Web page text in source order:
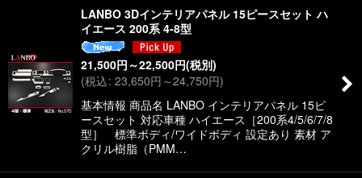
LANBO 3Dインテリアパネル 15ピースセット ハ
イエース 200系 4-8型
21,500円 ～22,500円(税別)
(税込: 23,650円 ～24,750円)
基本情報 商品名 LANBO インテリアパネル 15ピ
ースセット 対応車種 ハイエース［200系4/5/6/7/8
型］ 標準ボディ/ワイドボディ 設定あり 素材 ア
クリル樹脂（PMM…